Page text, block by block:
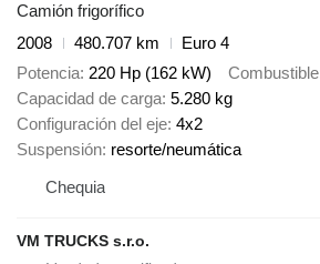
Camión frigorífico
2008
480.707 km
Euro 4
Potencia 220 Hp (162 kW) Combustible
Capacidad de carga 5.280 kg
Configuración del eje 4x2
Suspensión resorte/neumática
Chequia
VM TRUCKS s.r.o.